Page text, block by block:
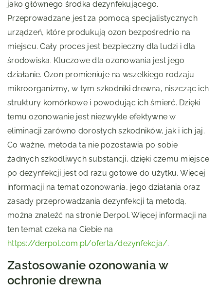
jako głównego środka dezynfekującego.
Przeprowadzane jest za pomocą specjalistycznych
urządzeń, które produkują ozon bezpośrednio na
miejscu. Cały proces jest bezpieczny dla ludzi i dla
środowiska. Kluczowe dla ozonowania jest jego
działanie. Ozon promieniuje na wszelkiego rodzaju
mikroorganizmy, w tym szkodniki drewna, niszcząc ich
struktury komórkowe i powodując ich śmierć. Dzięki
temu ozonowanie jest niezwykle efektywne w
eliminacji zarówno dorosłych szkodników, jak i ich jaj.
Co ważne, metoda ta nie pozostawia po sobie
żadnych szkodliwych substancji, dzięki czemu miejsce
po dezynfekcji jest od razu gotowe do użytku. Więcej
informacji na temat ozonowania, jego działania oraz
zasady przeprowadzania dezynfekcji tą metodą,
można znaleźć na stronie Derpol. Więcej informacji na
ten temat czeka na Ciebie na
https://derpol.com.pl/oferta/dezynfekcja/.
Zastosowanie ozonowania w
ochronie drewna